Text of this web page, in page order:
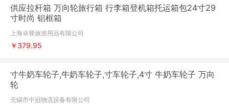
供应拉杆箱 万向轮旅行箱 行李箱登机箱托运箱包24寸29
寸时尚 铝框箱
上海卓驿旅游用品有限公司
￥379.95
寸牛奶车轮子,牛奶车轮子,寸车轮子,4寸 牛奶车轮子 万向
轮
无锡市中冠物流设备有限公司